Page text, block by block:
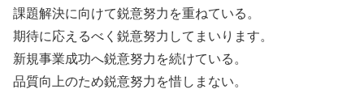
課題解決に向けて鋭意努力を重ねている。
期待に応えるべく鋭意努力してまいります。
新規事業成功へ鋭意努力を続けている。
品質向上のため鋭意努力を惜しまない。